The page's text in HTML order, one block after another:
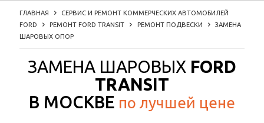
ГЛАВНАЯ
СЕРВИС И РЕМОНТ КОММЕРЧЕСКИХ АВТОМОБИЛЕЙ
FORD
РЕМОНТ FORD TRANSIT РЕМОНТ ПОДВЕСКИ
ЗАМЕНА
ШАРОВЫХ ОПОР
ЗАМЕНА ШАРОВЫХ FORD
TRANSIT
В МОСКВЕ по лучшей цене